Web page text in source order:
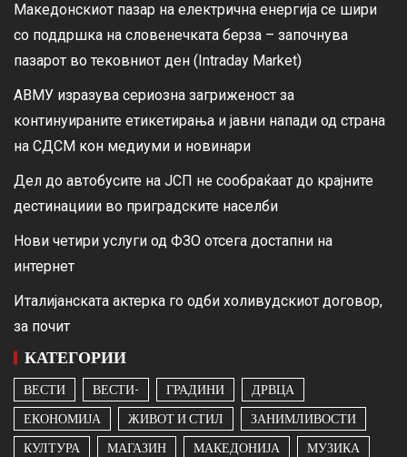
Македонскиот пазар на електрична енергија се шири
со поддршка на словенечката берза – започнува
пазарот во тековниот ден (Intraday Market)
АВМУ изразува сериозна загриженост за
континуираните етикетирања и јавни напади од страна
на СДСМ кон медиуми и новинари
Дел до автобусите на ЈСП не сообраќаат до крајните
дестинациии во приградските населби
Нови четири услуги од ФЗО отсега достапни на
интернет
Италијанската актерка го одби холивудскиот договор,
за почит
КАТЕГОРИИ
ВЕСТИ ВЕСТИ- ГРАДИНИ
ДРВЦА
ЕКОНОМИЈА
ЖИВОТ И СТИЛ
ЗАНИМЛИВОСТИ
КУЛТУРА
МАГАЗИН МАКЕДОНИЈА
МУЗИКА